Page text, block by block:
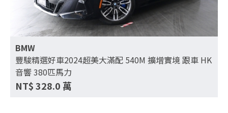
BMW
豐駿精選好車2024超美大滿配 540M 擴增實境 跟車 HK
音響 380匹馬力
NT$328.0 萬